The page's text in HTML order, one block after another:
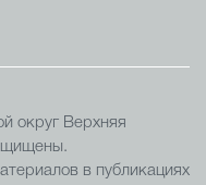
округ Верхняя
в публикациях